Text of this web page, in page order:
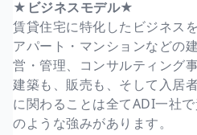
★ビジネスモデル★
賃貸住宅に特化したビジネス
アパート・マンションなどの
営・管理、コンサルティング
建築も、販売も、そして入居
に関わることは全てADI一社
のような強みがあります。